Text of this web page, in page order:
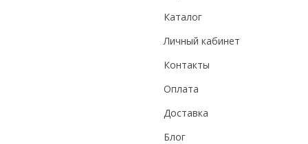
Каталог
Личный кабинет
Контакты
Оплата
Доставка
Блог